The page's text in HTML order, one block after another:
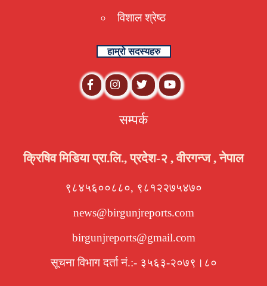
विशाल श्रेष्ठ
हाम्रो सदस्यहरु
सम्पर्क
क्रिषिव मिडिया प्रा.लि., प्रदेश-२ , वीरगन्ज , नेपाल
९८४५६००८८०, ९८१२२७५४७०
news@birgunjreports.com
birgunjreports@gmail.com
सूचना विभाग दर्ता नं.:- ३५६३-२०७९।८०